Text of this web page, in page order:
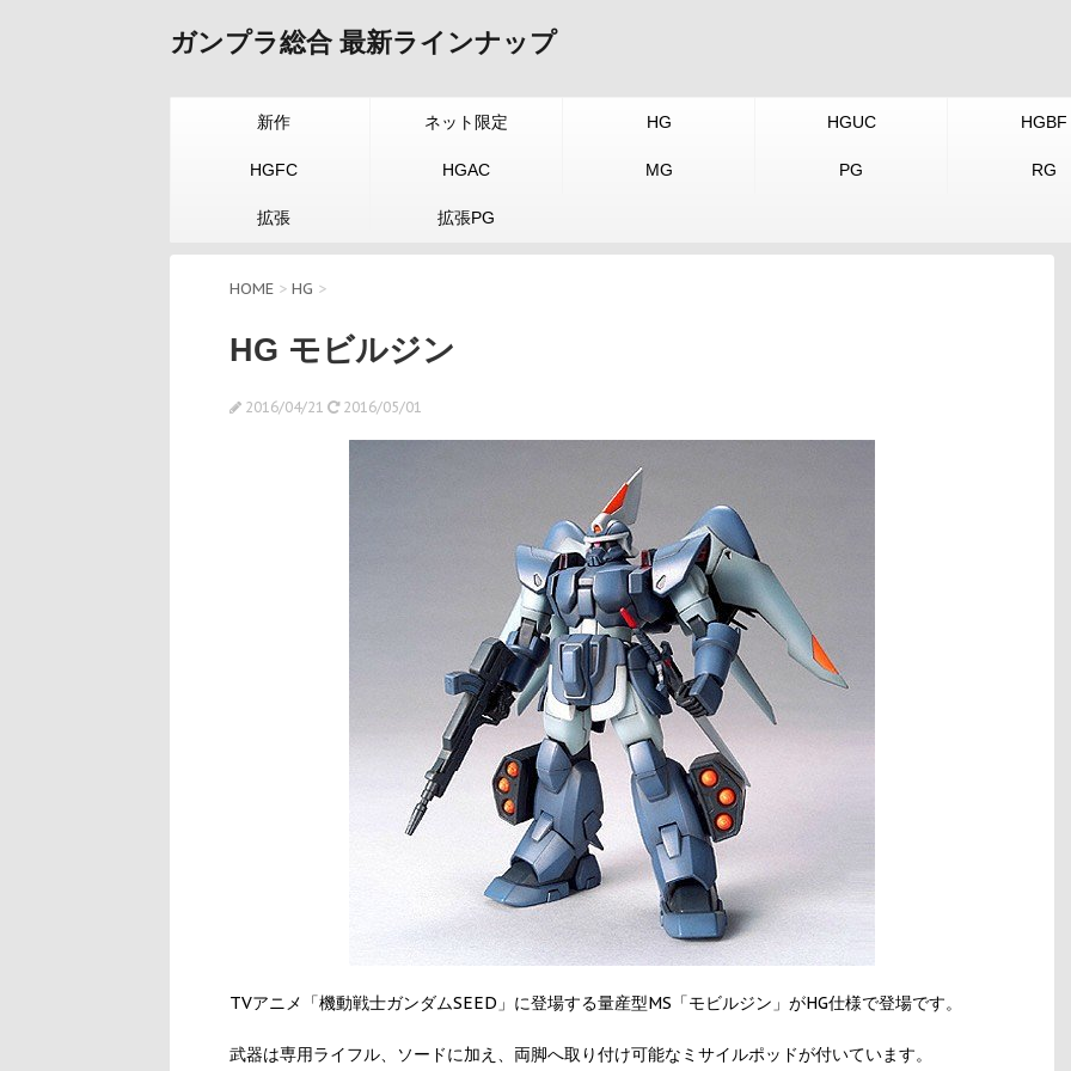
ガンプラ総合 最新ラインナップ
新作 ネット限定 HG HGUC HGBF
HGFC HGAC MG PG RG
拡張 拡張PG
HOME > HG >
HG モビルジン
2016/04/21 2016/05/01
TVアニメ「機動戦士ガンダムSEED」に登場する量産型MS「モビルジン」がHG仕様で登場です。
武器は専用ライフル、ソードに加え、両脚へ取り付け可能なミサイルポッドが付いています。